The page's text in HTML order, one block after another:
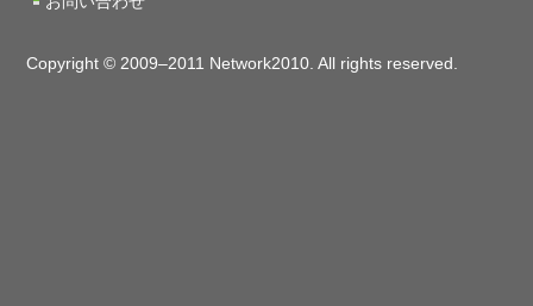
Copyright © 2009–2011 Network2010. All rights reserved.